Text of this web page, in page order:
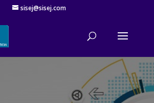
sisej@sisej.com